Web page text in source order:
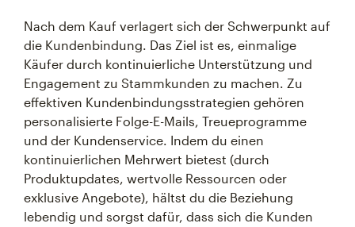
Nach dem Kauf verlagert sich der Schwerpunkt auf
die Kundenbindung. Das Ziel ist es, einmalige
Käufer durch kontinuierliche Unterstützung und
Engagement zu Stammkunden zu machen. Zu
effektiven Kundenbindungsstrategien gehören
personalisierte Folge-E-Mails, Treueprogramme
und der Kundenservice. Indem du einen
kontinuierlichen Mehrwert bietest (durch
Produktupdates, wertvolle Ressourcen oder
exklusive Angebote), hältst du die Beziehung
lebendig und sorgst dafür, dass sich die Kunden